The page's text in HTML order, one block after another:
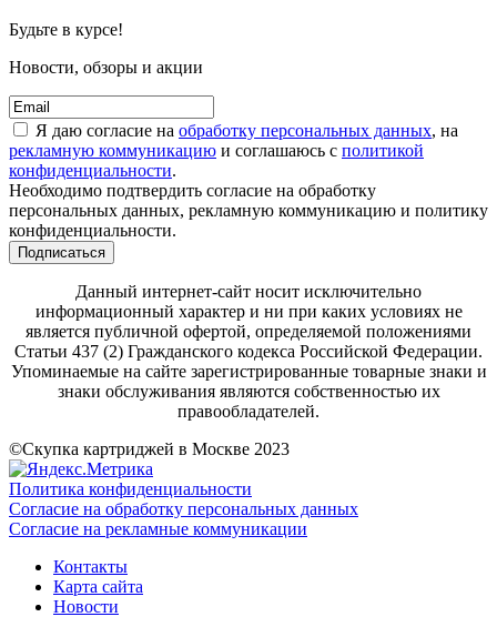
Будьте в курсе!
Новости, обзоры и акции
Я даю согласие на обработку персональных данных, на
рекламную коммуникацию и соглашаюсь с политикой
конфиденциальности.
Необходимо подтвердить согласие на обработку
персональных данных, рекламную коммуникацию и политику
конфиденциальности.
Подписаться
Данный интернет-сайт носит исключительно
информационный характер и ни при каких условиях не
является публичной офертой, определяемой положениями
Статьи 437 (2) Гражданского кодекса Российской Федерации.
Упоминаемые на сайте зарегистрированные товарные знаки и
знаки обслуживания являются собственностью их
правообладателей.
©Скупка картриджей в Москве 2023
Политика конфиденциальности
Согласие на обработку персональных данных
Согласие на рекламные коммуникации
Контакты
Карта сайта
Новости